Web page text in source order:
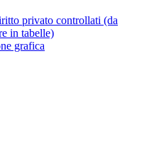
privato controllati (da
in tabelle)
grafica